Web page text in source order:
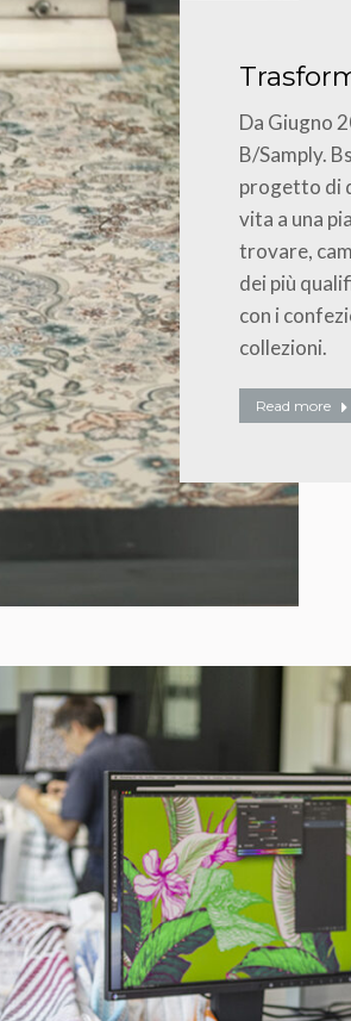
Da Giugno
B/Samply.
progetto di
vita a una
trovare,
dei più
con i
collezioni.
Read more